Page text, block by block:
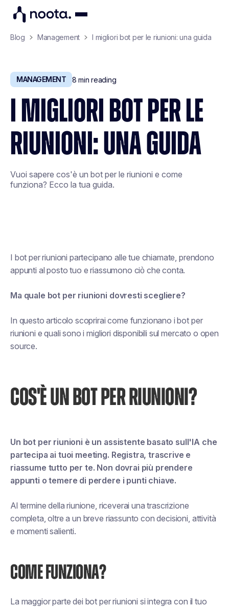
Blog Management I migliori bot per le riunioni: una guida
MANAGEMENT 8 min reading
I MIGLIORI BOT PER LE
RIUNIONI: UNA GUIDA
Vuoi sapere cos'è un bot per le riunioni e come
funziona? Ecco la tua guida.
I bot per riunioni partecipano alle tue chiamate, prendono
appunti al posto tuo e riassumono ciò che conta.
Ma quale bot per riunioni dovresti scegliere?
In questo articolo scoprirai come funzionano i bot per
riunioni e quali sono i migliori disponibili sul mercato o open
source.
COS'È UN BOT PER RIUNIONI?
Un bot per riunioni è un assistente basato sull'IA che
partecipa ai tuoi meeting. Registra, trascrive e
riassume tutto per te. Non dovrai più prendere
appunti o temere di perdere i punti chiave.
Al termine della riunione, riceverai una trascrizione
completa, oltre a un breve riassunto con decisioni, attività
e momenti salienti.
COME FUNZIONA?
La maggior parte dei bot per riunioni si integra con il tuo